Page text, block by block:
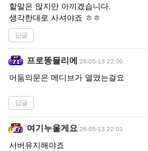
할말은 많지만 아끼겠습니다.
생각한대로 사셔야죠 ㅎㅎ
답글
프로똥믈리에 26-05-13 22:00
어둠의문은 메디브가 열였는걸요
답글
여기누울게요 26-05-13 22:01
서버유지해야죠